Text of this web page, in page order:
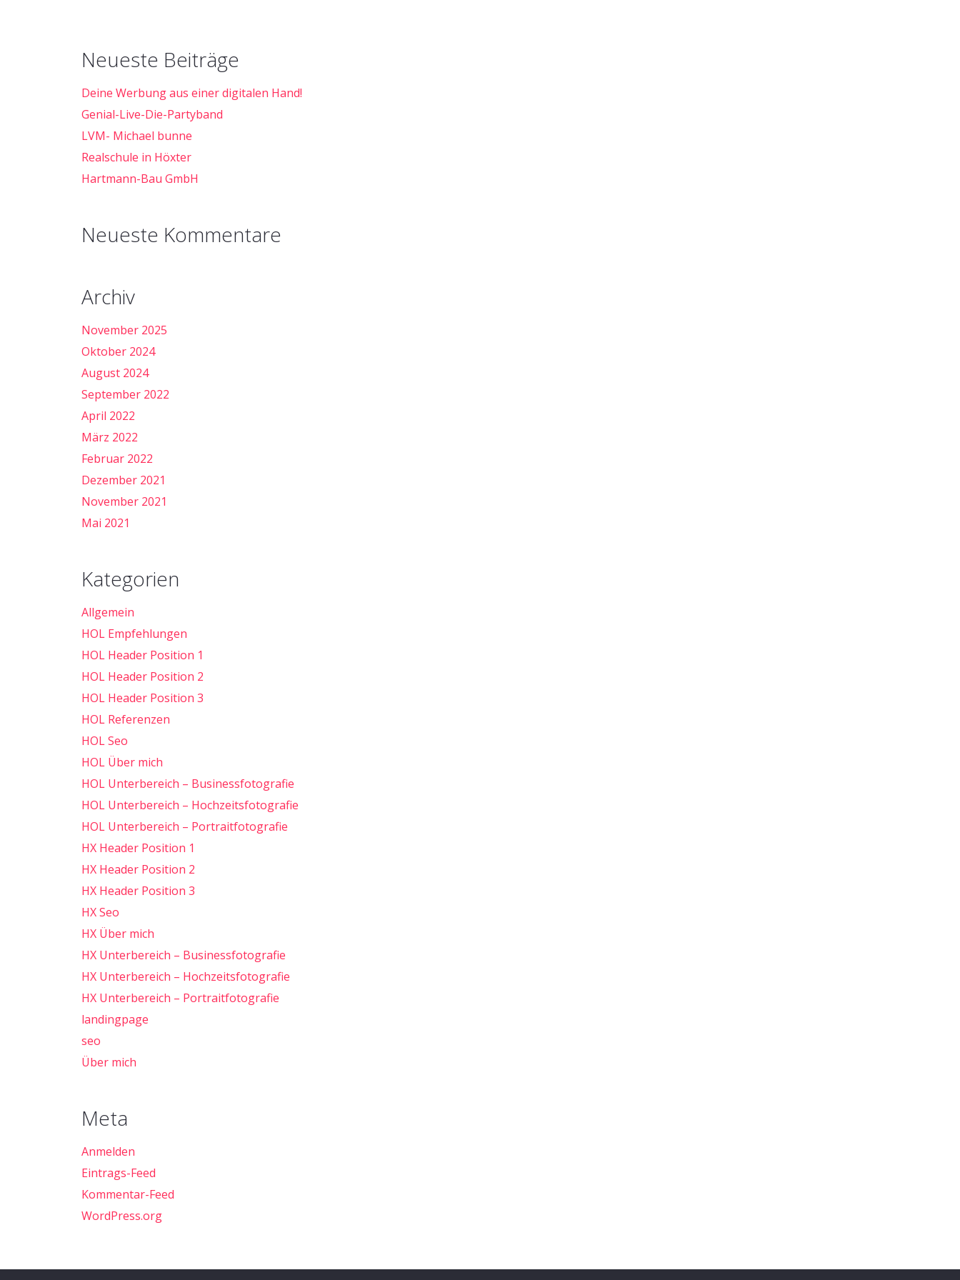
Neueste Beiträge
Deine Werbung aus einer digitalen Hand!
Genial-Live-Die-Partyband
LVM- Michael bunne
Realschule in Höxter
Hartmann-Bau GmbH
Neueste Kommentare
Archiv
November 2025
Oktober 2024
August 2024
September 2022
April 2022
März 2022
Februar 2022
Dezember 2021
November 2021
Mai 2021
Kategorien
Allgemein
HOL Empfehlungen
HOL Header Position 1
HOL Header Position 2
HOL Header Position 3
HOL Referenzen
HOL Seo
HOL Über mich
HOL Unterbereich – Businessfotografie
HOL Unterbereich – Hochzeitsfotografie
HOL Unterbereich – Portraitfotografie
HX Header Position 1
HX Header Position 2
HX Header Position 3
HX Seo
HX Über mich
HX Unterbereich – Businessfotografie
HX Unterbereich – Hochzeitsfotografie
HX Unterbereich – Portraitfotografie
landingpage
seo
Über mich
Meta
Anmelden
Eintrags-Feed
Kommentar-Feed
WordPress.org